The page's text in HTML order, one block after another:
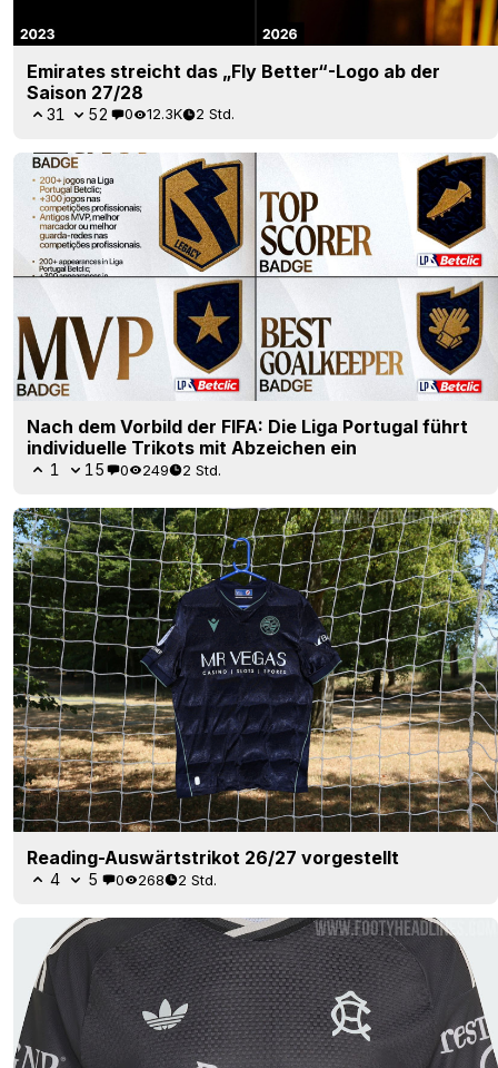
Emirates streicht das „Fly Better“-Logo ab der
Saison 27/28
31 52 0 12.3K 2 Std.
Nach dem Vorbild der FIFA: Die Liga Portugal führt
individuelle Trikots mit Abzeichen ein
1 15 0 249 2 Std.
Reading-Auswärtstrikot 26/27 vorgestellt
4 5 0 268 2 Std.